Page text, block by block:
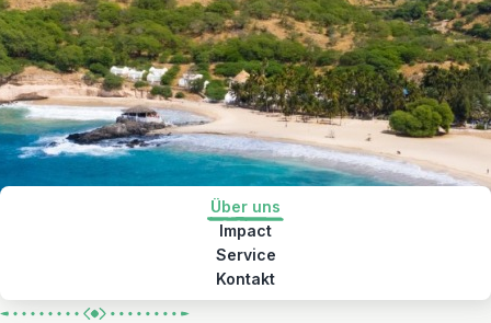
Über uns
Impact
Service
Kontakt